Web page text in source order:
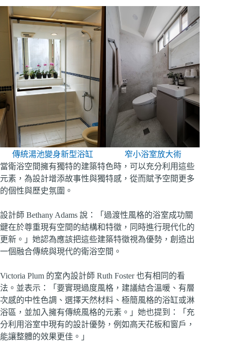
傳統湯池變身新型浴缸
窄小浴室放大術
當衛浴空間擁有獨特的建築特色時，可以充分利用這些
元素，為設計增添故事性與獨特感，從而賦予空間更多
的個性與歷史氛圍。
設計師 Bethany Adams 說：「過渡性風格的浴室成功關
鍵在於尊重現有空間的結構和特徵，同時進行現代化的
更新。」她認為應該把這些建築特徵視為優勢，創造出
一個融合傳統與現代的衛浴空間。
Victoria Plum 的室內設計師 Ruth Foster 也有相同的看
法。並表示：「要實現過度風格，建議結合溫暖、有層
次感的中性色調、選擇天然材料、極簡風格的浴缸或淋
浴區，並加入擁有傳統風格的元素。」她也提到：「充
分利用浴室中現有的設計優勢，例如高天花板和窗戶，
能讓整體的效果更佳。」